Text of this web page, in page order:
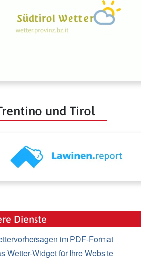
und Tirol
Dienste
im PDF-Format
Wetter-Widget für Ihre Website